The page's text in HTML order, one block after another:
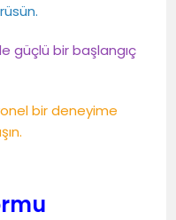
güçlü bir başlangıç
bir deneyime